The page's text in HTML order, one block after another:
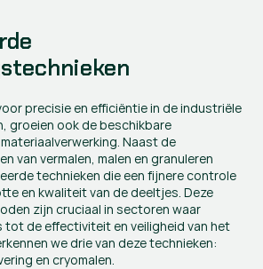
precisie en efficiëntie in de industriële
groeien ook de beschikbare
Naast de
van vermalen, malen en granuleren
technieken die een fijnere controle
en kwaliteit van de deeltjes. Deze
zijn cruciaal in sectoren waar
tot de effectiviteit en veiligheid van het
we drie van deze technieken:
en cryomalen.